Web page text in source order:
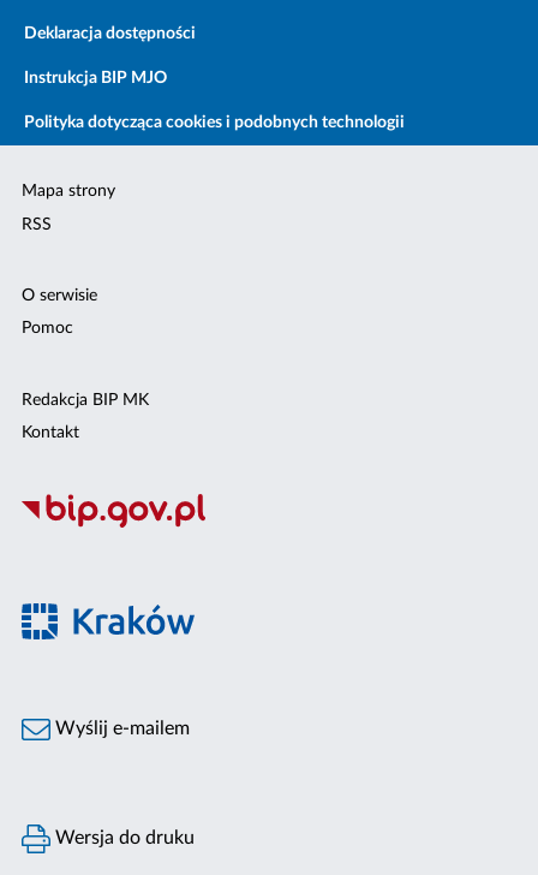
Deklaracja dostępności
Instrukcja BIP MJO
Polityka dotycząca cookies i podobnych technologii
Mapa strony
RSS
O serwisie
Pomoc
Redakcja BIP MK
Kontakt
Wyślij e-mailem
Wersja do druku